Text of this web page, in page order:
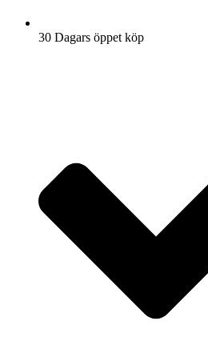
30 Dagars öppet köp